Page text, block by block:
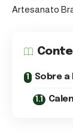
Artesanato
Sobre a